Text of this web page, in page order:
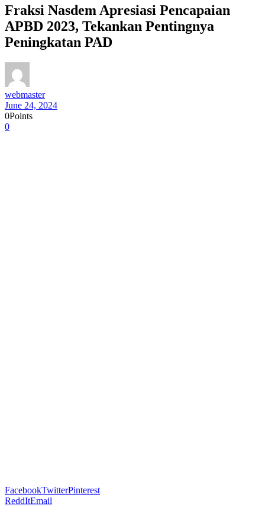
Fraksi Nasdem Apresiasi Pencapaian
APBD 2023, Tekankan Pentingnya
Peningkatan PAD
webmaster
June 24, 2024
0Points
0
FacebookTwitterPinterest
ReddItEmail